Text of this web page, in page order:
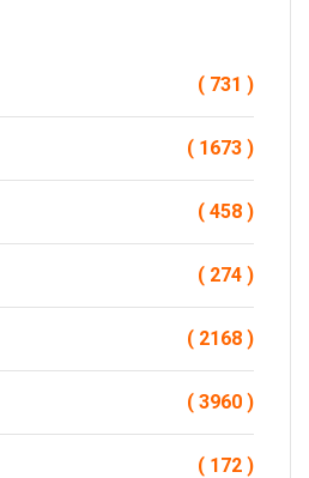
( 731 )
( 1673 )
( 458 )
( 274 )
( 2168 )
( 3960 )
( 172 )